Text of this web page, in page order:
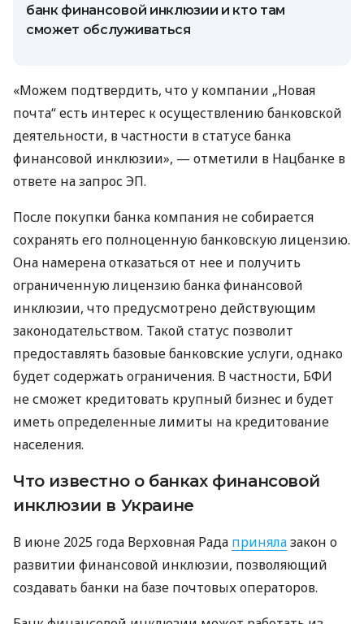
банк финансовой инклюзии и кто там
сможет обслуживаться
«Можем подтвердить, что у компании „Новая
почта“ есть интерес к осуществлению банковской
деятельности, в частности в статусе банка
финансовой инклюзии», — отметили в Нацбанке в
ответе на запрос ЭП.
После покупки банка компания не собирается
сохранять его полноценную банковскую лицензию.
Она намерена отказаться от нее и получить
ограниченную лицензию банка финансовой
инклюзии, что предусмотрено действующим
законодательством. Такой статус позволит
предоставлять базовые банковские услуги, однако
будет содержать ограничения. В частности, БФИ
не сможет кредитовать крупный бизнес и будет
иметь определенные лимиты на кредитование
населения.
Что известно о банках финансовой
инклюзии в Украине
В июне 2025 года Верховная Рада принялазакон о
развитии финансовой инклюзии, позволяющий
создавать банки на базе почтовых операторов.